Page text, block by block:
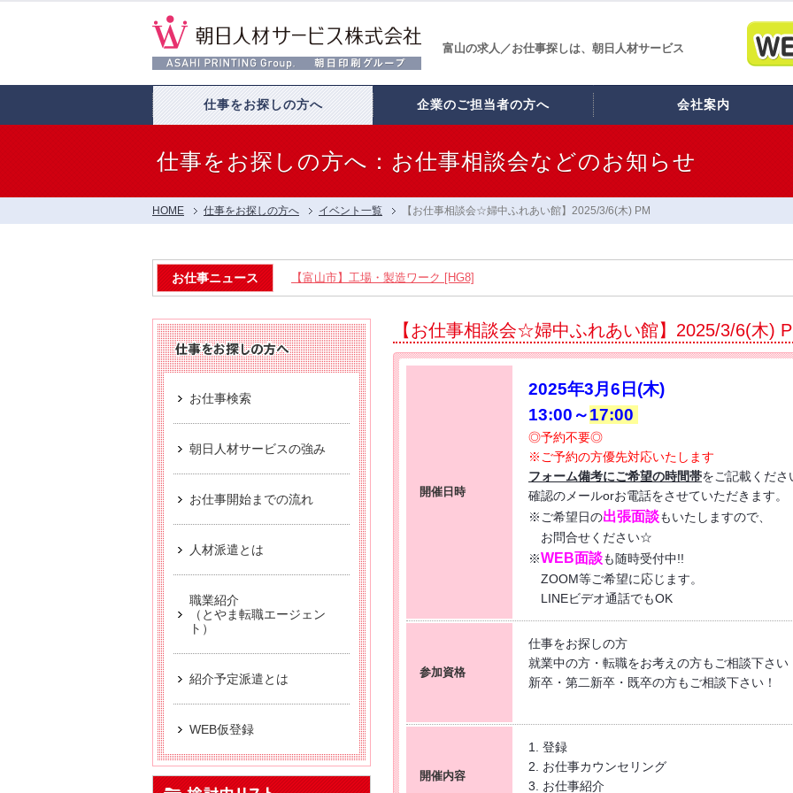
富山の求人／お仕事探しは、朝日人材サービス
仕事をお探しの方へ 企業のご担当者の方へ 会社案内
仕事をお探しの方へ：お仕事相談会などのお知らせ
HOME 仕事をお探しの方へ イベント一覧 【お仕事相談会☆婦中ふれあい館】2025/3/6(木) PM
お仕事ニュース 【富山市】工場・製造ワーク [HG8]
【お仕事相談会☆流通会館】2026/8/21(金) PM開催
【お仕事相談会☆大久保ふれあいｾﾝﾀｰ】2026/8/26(水)
【お仕事相談会☆黒部市コラーレ】2026/8/21(金)PM
【お仕事相談会☆黒部市コラーレ】2026/8/7(金)PM
派遣から正社員をめざす 〜自分に合った職場を見つける新しい転職のカタチ〜
【中新川エリア】近くde
【お仕事相談会☆流通会館】2026/7/16(木) PM開催
【富山市】事務・オフィスワーク特集 [HG8R]
【お仕事相談会☆婦中ふれあい館】2025/3/6(木)
開催日時
2025年3月6日(木)
13:00～17:00
◎予約不要◎
※ご予約の方優先対応いたします
フォーム備考にご希望の時間帯をご記載くださ
確認のメールorお電話をさせていただきます。
※ご希望日の出張面談もいたしますので、
お問合せください☆
※WEB面談も随時受付中!!
ZOOM等ご希望に応じます。
LINEビデオ通話でもOK
参加資格
仕事をお探しの方
就業中の方・転職をお考えの方もご相談下さい
新卒・第二新卒・既卒の方もご相談下さい！
開催内容
1. 登録
2. お仕事カウンセリング
3. お仕事紹介
お仕事検索
朝日人材サービスの強み
お仕事開始までの流れ
人材派遣とは
職業紹介
（とやま転職エージェン
ト）
紹介予定派遣とは
WEB仮登録